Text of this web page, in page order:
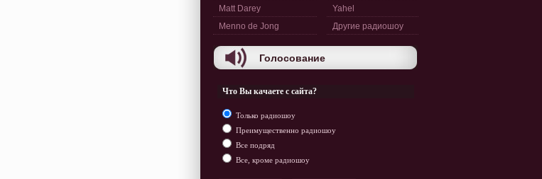
Matt Darey
Menno de Jong
Yahel
Другие радиошоу
Голосование
Что Вы качаете с сайта?
Только радиошоу
Преимущественно радиошоу
Все подряд
Все, кроме радиошоу